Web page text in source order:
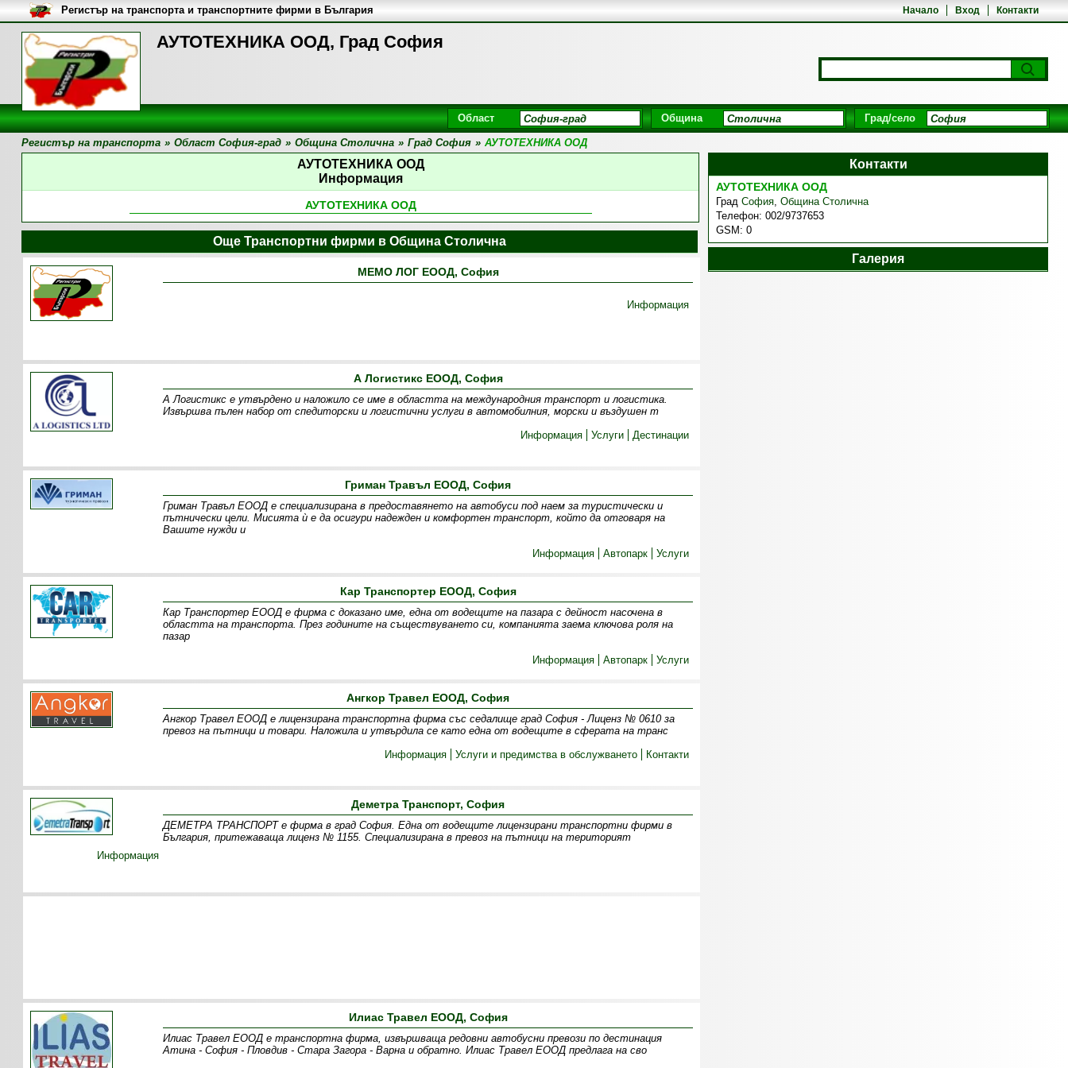
АУТОТЕХНИКА ООД, Град София
Начало Вход Контакти
Регистър на транспорта и транспортните фирми в България
Област Община Град/село
Регистър на транспорта » Област София-град » Община Столична » Град София » АУТОТЕХНИКА ООД
АУТОТЕХНИКА ООД
Информация
АУТОТЕХНИКА ООД
Контакти
АУТОТЕХНИКА ООД
Град София, Община Столична
Телефон: 002/9737653
GSM: 0
Галерия
Още Транспортни фирми в Община Столична
МЕМО ЛОГ ЕООД, София
Информация
А Логистикс ЕООД, София
А Логистикс е утвърдено и наложило се име в областта на международния транспорт и логистика.
Извършва пълен набор от спедиторски и логистични услуги в автомобилния, морски и въздушен т
Информация
Услуги Дестинации
Гриман Травъл ЕООД, София
Гриман Травъл ЕООД е специализирана в предоставянето на автобуси под наем за туристически и
пътнически цели. Мисията ѝ е да осигури надежден и комфортен транспорт, който да отговаря на
Вашите нужди и
Информация
Автопарк Услуги
Кар Транспортер ЕООД, София
Кар Транспортер ЕООД е фирма с доказано име, една от водещите на пазара с дейност насочена в
областта на транспорта. През годините на съществуването си, компанията заема ключова роля на
пазар
Информация
Автопарк Услуги
Ангкор Травел ЕООД, София
Ангкор Травел ЕООД е лицензирана транспортна фирма със седалище град София - Лиценз № 0610 за
превоз на пътници и товари. Наложила и утвърдила се като една от водещите в сферата на транс
Информация
Услуги и предимства в обслужването Контакти
Деметра Транспорт, София
ДЕМЕТРА ТРАНСПОРТ е фирма в град София. Една от водещите лицензирани транспортни фирми в
България, притежаваща лиценз № 1155. Специализирана в превоз на пътници на територият
Информация
Илиас Травел ЕООД, София
Илиас Травел ЕООД е транспортна фирма, извършваща редовни автобусни превози по дестинация
Атина - София - Пловдив - Стара Загора - Варна и обратно. Илиас Травел ЕООД предлага на сво